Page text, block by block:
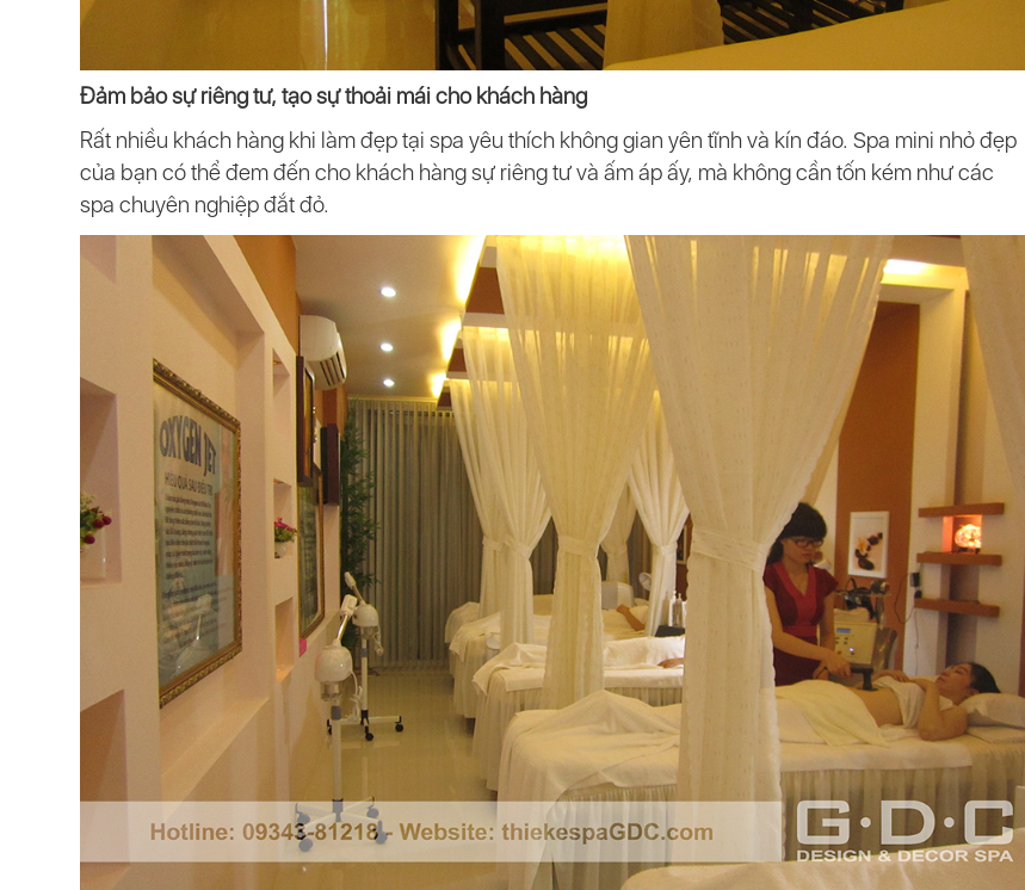
Đảm bảo sự riêng tư, tạo sự thoải mái cho khách hàng
Rất nhiều khách hàng khi làm đẹp tại spa yêu thích không gian yên tĩnh và kín đáo. Spa mini nhỏ đẹp
của bạn có thể đem đến cho khách hàng sự riêng tư và ấm áp ấy, mà không cần tốn kém như các
spa chuyên nghiệp đắt đỏ.